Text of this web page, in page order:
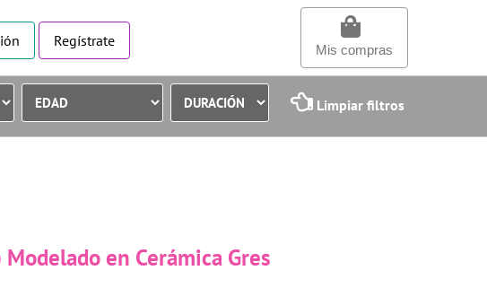
Regístrate
Mis compras
Limpiar filtros
en Cerámica Gres